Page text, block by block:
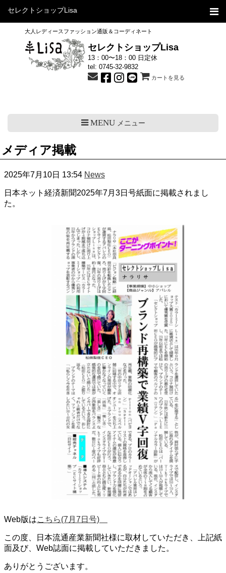
セレクトショップLisa
大人レディースファッション通販＆コーディネート
セレクトショップLisa
13：00〜18：00 日定休
tel: 0745-32-9832
カートを見る
MENUメニュー
メディア掲載
2025年7月10日 13:54 News
日本ネット経済新聞2025年7月3日号紙面に掲載されまし
た。
Web版はこちら(7月7日号)
この度、日本流通産業新聞社様に取材していただき、上記紙
面及び、Web誌面に掲載していただきました。
ありがとうございます。